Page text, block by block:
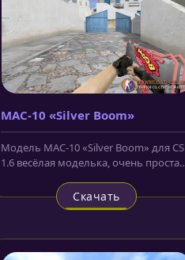
MAC-10 «Silver Boom»
Модель MAC-10 «Silver Boom» для CS
1.6 весёлая моделька, очень простая
Скачать